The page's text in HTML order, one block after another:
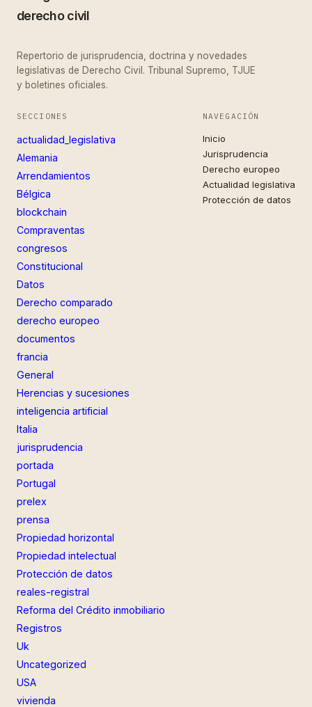
derecho civil
Repertorio de jurisprudencia, doctrina y novedades
legislativas de Derecho Civil. Tribunal Supremo, TJUE
y boletines oficiales.
SECCIONES
actualidad_legislativa
Alemania
Arrendamientos
Bélgica
blockchain
Compraventas
congresos
Constitucional
Datos
Derecho comparado
derecho europeo
documentos
francia
General
Herencias y sucesiones
inteligencia artificial
Italia
jurisprudencia
portada
Portugal
prelex
prensa
Propiedad horizontal
Propiedad intelectual
Protección de datos
reales-registral
Reforma del Crédito inmobiliario
Registros
Uk
Uncategorized
USA
vivienda
NAVEGACIÓN
Inicio
Jurisprudencia
Derecho europeo
Actualidad legislativa
Protección de datos